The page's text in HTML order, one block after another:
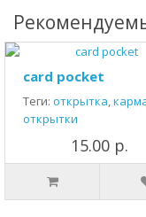
card pocket
Теги: открытка,
открытки
15.00 р.